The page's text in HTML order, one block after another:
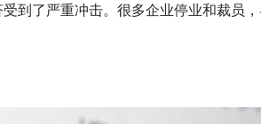
到了严重冲击。很多企业停业和裁员